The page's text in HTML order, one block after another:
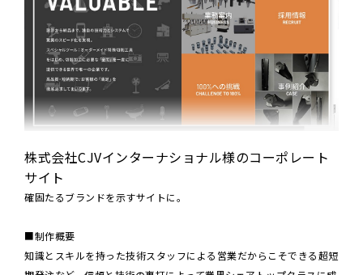
株式会社CJVインターナショナル様のコーポレート
サイト
確固たるブランドを示すサイトに。
■制作概要
知識とスキルを持った技術スタッフによる営業だからこそできる超短